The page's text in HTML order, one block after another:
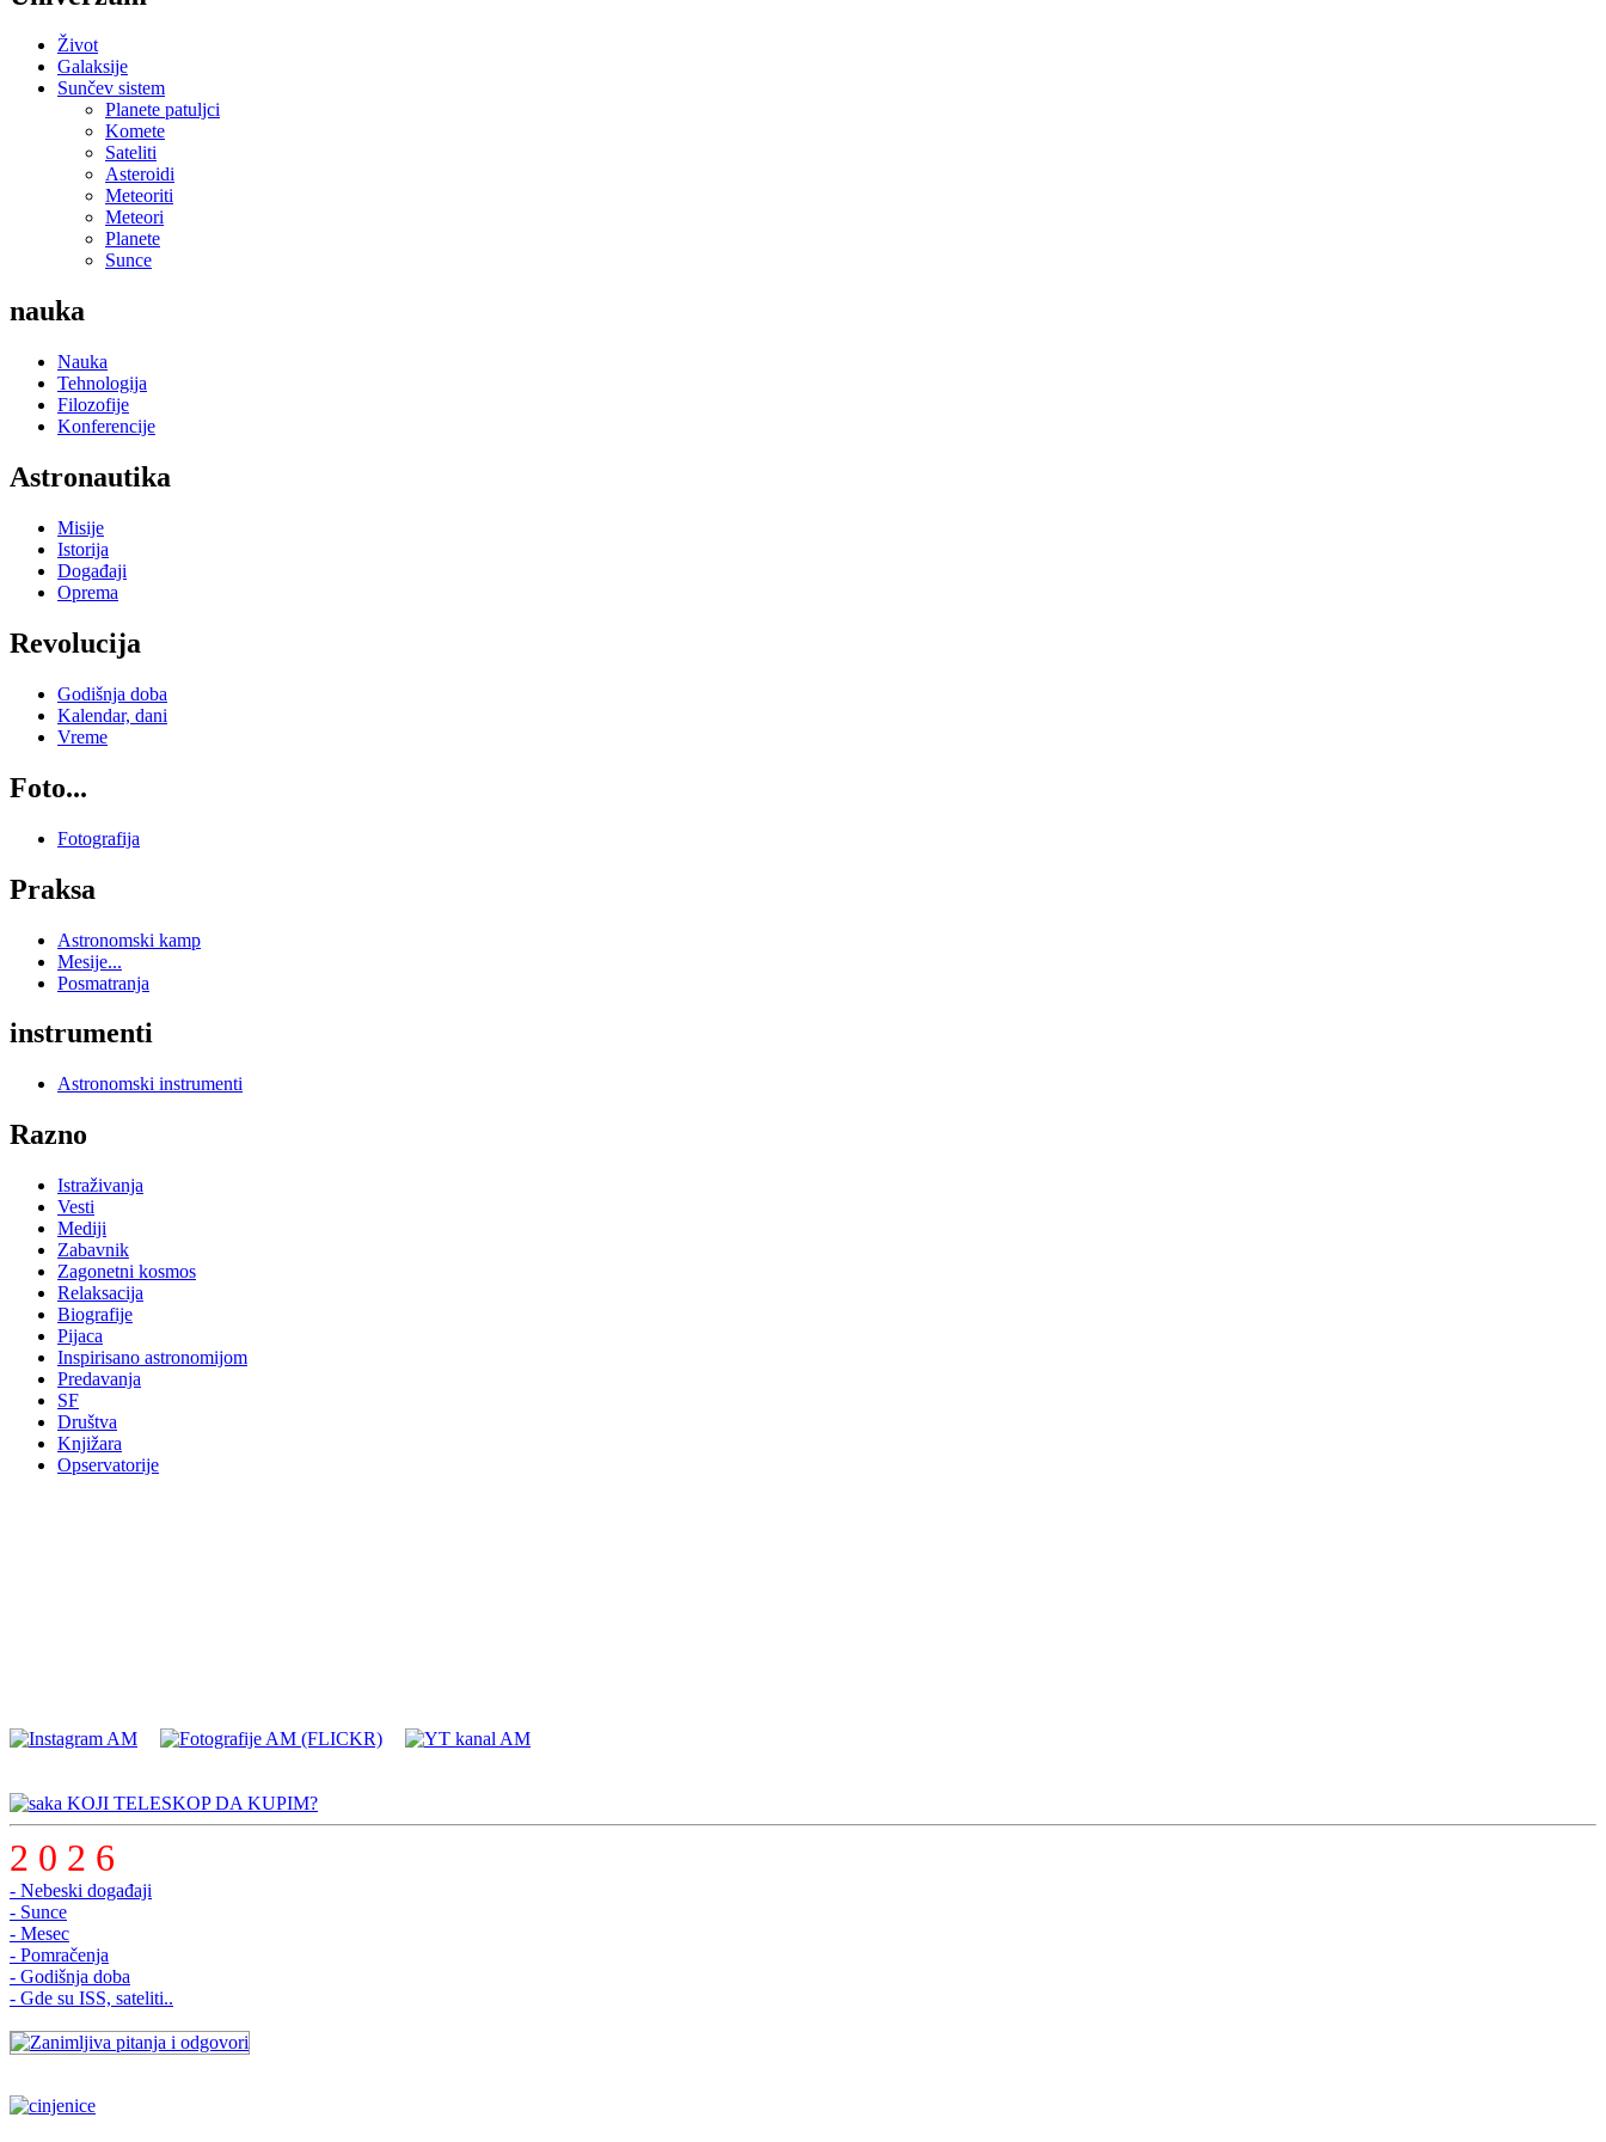
Život
Galaksije
Sunčev sistem
Planete patuljci
Komete
Sateliti
Asteroidi
Meteoriti
Meteori
Planete
Sunce
nauka
Nauka
Tehnologija
Filozofije
Konferencije
Astronautika
Misije
Istorija
Događaji
Oprema
Revolucija
Godišnja doba
Kalendar, dani
Vreme
Foto...
Fotografija
Praksa
Astronomski kamp
Mesije...
Posmatranja
instrumenti
Astronomski instrumenti
Razno
Istraživanja
Vesti
Mediji
Zabavnik
Zagonetni kosmos
Relaksacija
Biografije
Pijaca
Inspirisano astronomijom
Predavanja
SF
Društva
Knjižara
Opservatorije
KOJI TELESKOP DA KUPIM?
2 0 2 6
- Nebeski događaji
- Sunce
- Mesec
- Pomračenja
- Godišnja doba
- Gde su ISS, sateliti..